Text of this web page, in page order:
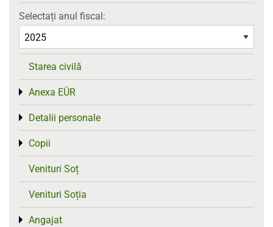
Selectați anul fiscal:
Starea civilă
Anexa EÜR
Toggle menu
Detalii personale
Toggle menu
Copii
Toggle menu
Venituri Soț
Venituri Soția
Angajat
Toggle menu